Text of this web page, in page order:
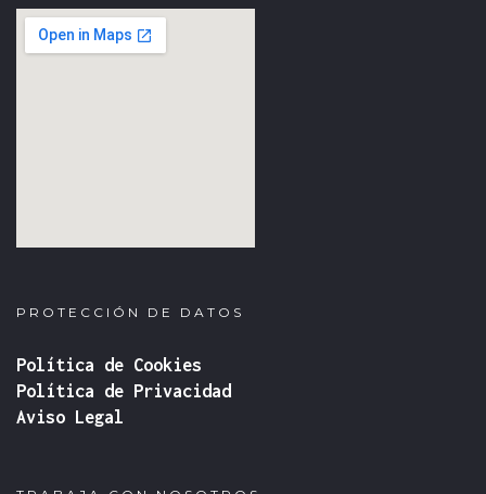
PROTECCIÓN DE DATOS
Política de Cookies
Política de Privacidad
Aviso Legal